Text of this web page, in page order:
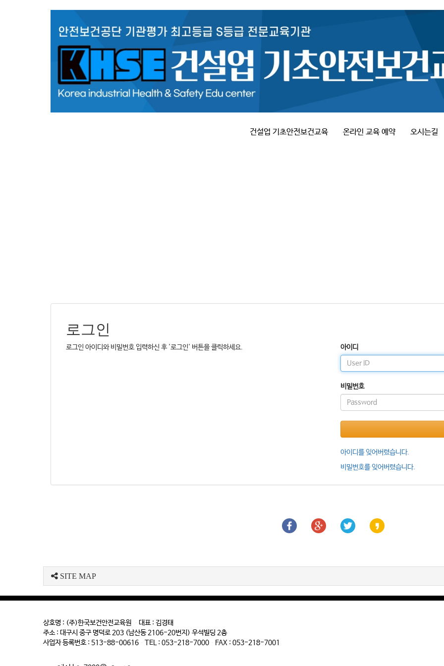
건설업 기초안전보건교육 온라인 교육 예약 오시는길
로그인
로그인 아이디와 비밀번호 입력하신 후 '로그인' 버튼을 클릭하세요. 아이디
비밀번호
아이디를 잊어버렸습니다.
비밀번호를 잊어버렸습니다.
SITE MAP
상호명 : (주)한국보건안전교육원 대표 : 김경태
주소 : 대구시 중구 명덕로 203 (남산동 2106-20번지) 우석빌딩 2층
사업자 등록번호 : 513-88-00616 TEL : 053-218-7000 FAX : 053-218-7001